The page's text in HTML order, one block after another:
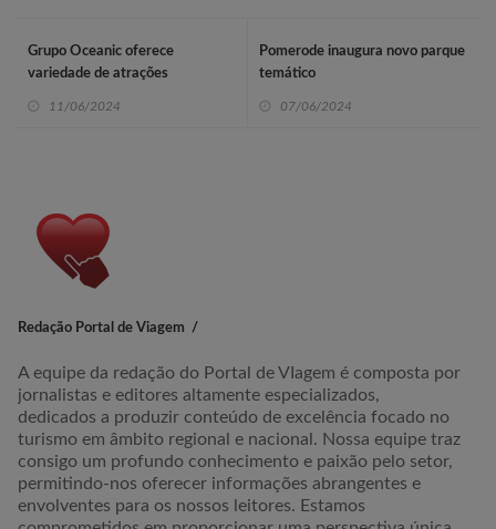
Grupo Oceanic oferece
variedade de atrações
11/06/2024
Pomerode inaugura novo parque
temático
07/06/2024
Redação Portal de Viagem
A equipe da redação do Portal de VIagem é composta por
jornalistas e editores altamente especializados,
dedicados a produzir conteúdo de excelência focado no
turismo em âmbito regional e nacional. Nossa equipe traz
consigo um profundo conhecimento e paixão pelo setor,
permitindo-nos oferecer informações abrangentes e
envolventes para os nossos leitores. Estamos